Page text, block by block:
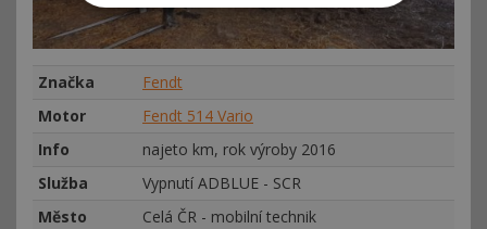
Značka
Fendt
Motor
Fendt 514 Vario
Info
najeto km, rok výroby 2016
Služba
Vypnutí ADBLUE - SCR
Město
Celá ČR - mobilní technik